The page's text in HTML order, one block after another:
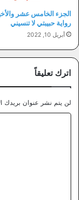
الجزء الخامس عشر
رواية حبيبتي لا تنسيني
أبريل 10, 2022
اترك تعليقاً
لن يتم نشر عنوان بريدك